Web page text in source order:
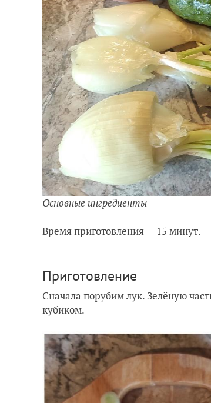
Основные ингредиенты
Время приготовления — 15 минут.
Приготовление
Сначала порубим лук. Зелёную
кубиком.